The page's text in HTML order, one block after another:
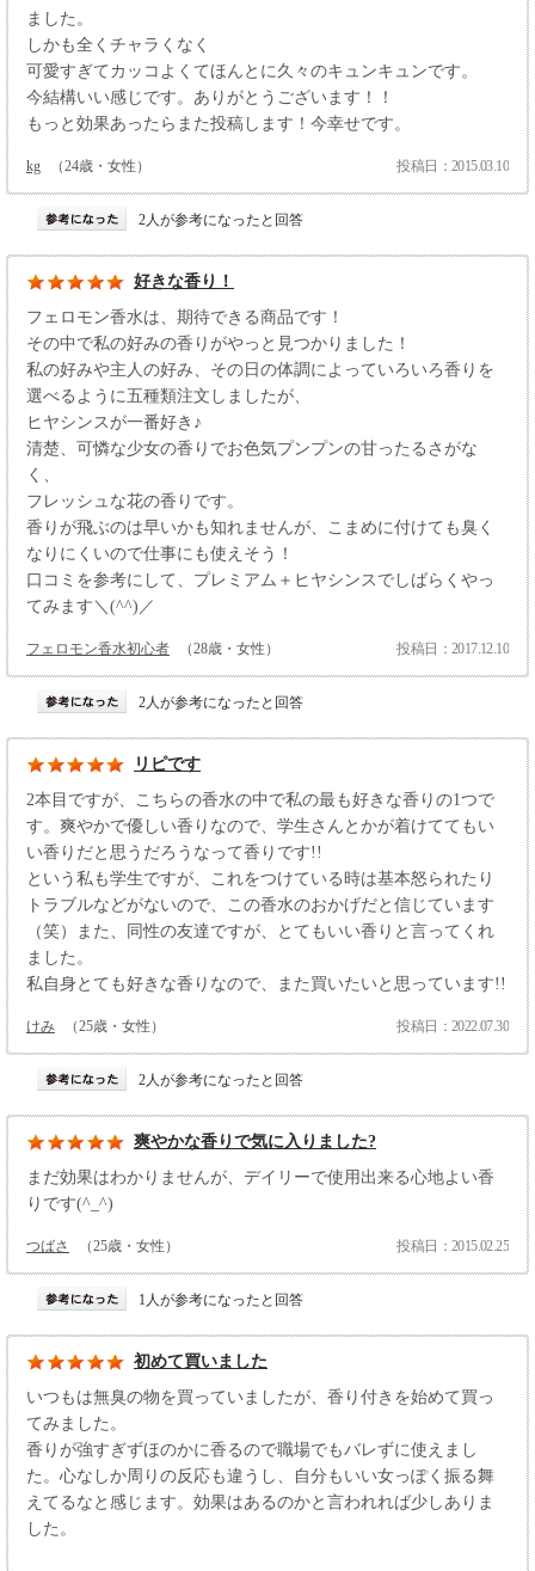
ました。
しかも全くチャラくなく
可愛すぎてカッコよくてほんとに久々のキュンキュンです。
今結構いい感じです。ありがとうございます！！
もっと効果あったらまた投稿します！今幸せです。
kg （24歳・女性） 投稿日：2015.03.10
2人が参考になったと回答
好きな香り！
フェロモン香水は、期待できる商品です！
その中で私の好みの香りがやっと見つかりました！
私の好みや主人の好み、その日の体調によっていろいろ香りを
選べるように五種類注文しましたが、
ヒヤシンスが一番好き♪
清楚、可憐な少女の香りでお色気プンプンの甘ったるさがな
く、
フレッシュな花の香りです。
香りが飛ぶのは早いかも知れませんが、こまめに付けても臭く
なりにくいので仕事にも使えそう！
口コミを参考にして、プレミアム＋ヒヤシンスでしばらくやっ
てみます＼(^^)／
フェロモン香水初心者 （28歳・女性） 投稿日：2017.12.10
2人が参考になったと回答
リピです
2本目ですが、こちらの香水の中で私の最も好きな香りの1つで
す。爽やかで優しい香りなので、学生さんとかが着けててもい
い香りだと思うだろうなって香りです!!
という私も学生ですが、これをつけている時は基本怒られたり
トラブルなどがないので、この香水のおかげだと信じています
（笑）また、同性の友達ですが、とてもいい香りと言ってくれ
ました。
私自身とても好きな香りなので、また買いたいと思っています!!
けみ （25歳・女性） 投稿日：2022.07.30
2人が参考になったと回答
爽やかな香りで気に入りました?
まだ効果はわかりませんが、デイリーで使用出来る心地よい香
りです(^_^)
つばさ （25歳・女性） 投稿日：2015.02.25
1人が参考になったと回答
初めて買いました
いつもは無臭の物を買っていましたが、香り付きを始めて買っ
てみました。
香りが強すぎずほのかに香るので職場でもバレずに使えまし
た。心なしか周りの反応も違うし、自分もいい女っぽく振る舞
えてるなと感じます。効果はあるのかと言われれば少しありま
した。